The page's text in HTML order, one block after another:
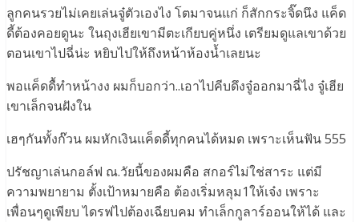
ลูกคนรวยไม่เคยเล่นจู๋ตัวเองไง โตมาจนแก่ ก็สักกระจิ๊ดนึง แค็ด
ดี้ต้องคอยดูนะ ในถุงเฮียเขามีตะเกียบคู่หนึ่ง เตรียมดูแลเขาด้วย
ตอนเขาไปฉี่น่ะ หยิบไปให้ถึงหน้าห้องน้ำเลยนะ
พอแค็ดดื้ทำหน้างง ผมก็บอกว่า..เอาไปคีบดึงจู๋ออกมาฉี่ไง จู๋เฮีย
เขาเล็กจนฝังใน
เฮๆกันทั้งก๊วน ผมหักเงินแค็ดดี้ทุกคนได้หมด เพราะเห็นฟัน 555
ปรัชญาเล่นกอล์ฟ ณ.วัยนี้ของผมคือ สกอร์ไม่ใช่สาระ แต่มี
ความพยายาม ตั้งเป้าหมายคือ ต้องเริ่มหลุม1ให้เจ๋ง เพราะ
เพื่อนๆดูเพียบ ไดรฟไปต้องเฉียบคม ทำเล็กกูลาร์ออนให้ได้ และ